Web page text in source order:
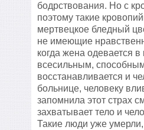
бодрствования. Но с
поэтому такие
мертвецкое бледный
не имеющие
когда жена одевается
всесильным,
восстанавливается и
больнице, человеку
запомнила этот страх
захватывает тело и
Такие люди уже